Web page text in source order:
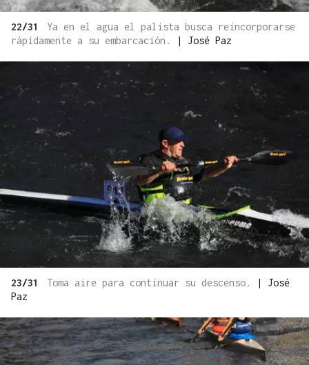
22/31
Ya en el agua el palista busca reincorporarse
rápidamente a su embarcación.
| José Paz
23/31 Toma aire para continuar su descenso. | José
Paz